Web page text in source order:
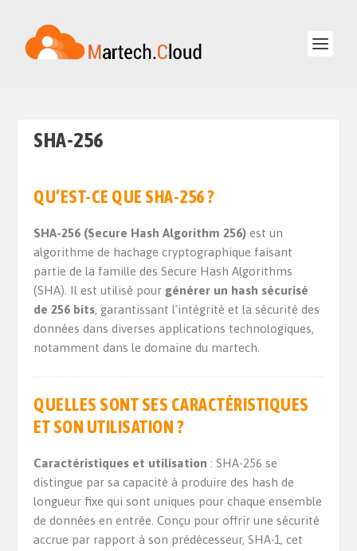
SHA-256
QU’EST-CE QUE SHA-256 ?
SHA-256 (Secure Hash Algorithm 256) est un
algorithme de hachage cryptographique faisant
partie de la famille des Secure Hash Algorithms
(SHA). Il est utilisé pour générer un hash sécurisé
de 256 bits, garantissant l’intégrité et la sécurité des
données dans diverses applications technologiques,
notamment dans le domaine du martech.
QUELLES SONT SES CARACTÉRISTIQUES
ET SON UTILISATION ?
Caractéristiques et utilisation : SHA-256 se
distingue par sa capacité à produire des hash de
longueur fixe qui sont uniques pour chaque ensemble
de données en entrée. Conçu pour offrir une sécurité
accrue par rapport à son prédécesseur, SHA-1, cet